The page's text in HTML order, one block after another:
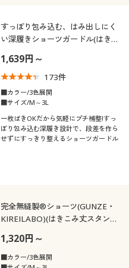
すっぽり包み込む、はみ出しにく
い深履きショーツガードル(はきこ
1,639円～
173件
■カラー/3色展開
■サイズ/M～3L
一枚ばきOKだから気軽にプチ補整!すっ
ぽり包み込む深履き設計で、段差を作ら
せずにすっきり整えるショーツガードル
完全無縫製®ショーツ(GUNZE・
KIREILABO)(はきこみ丈スタンダ
1,320円～
■カラー/3色展開